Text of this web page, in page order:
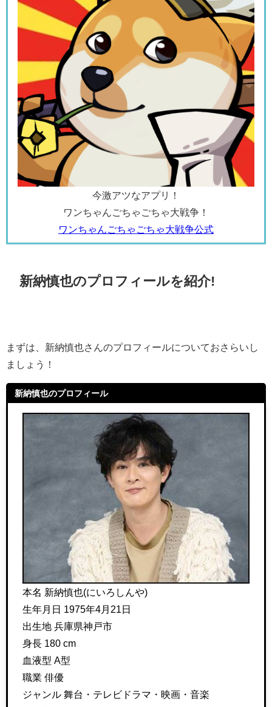
今激アツなアプリ！
ワンちゃんごちゃごちゃ大戦争！
ワンちゃんごちゃごちゃ大戦争公式
新納慎也のプロフィールを紹介!
まずは、新納慎也さんのプロフィールについておさらいし
ましょう！
新納慎也のプロフィール
本名 新納慎也(にいろしんや)
生年月日 1975年4月21日
出生地 兵庫県神戸市
身長 180 cm
血液型 A型
職業 俳優
ジャンル 舞台・テレビドラマ・映画・音楽